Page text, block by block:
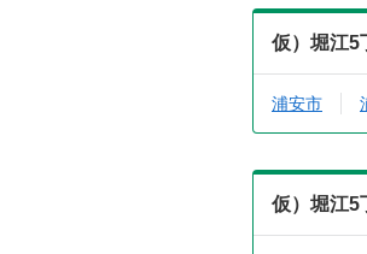
仮）堀江5
浦安市
仮）堀江5